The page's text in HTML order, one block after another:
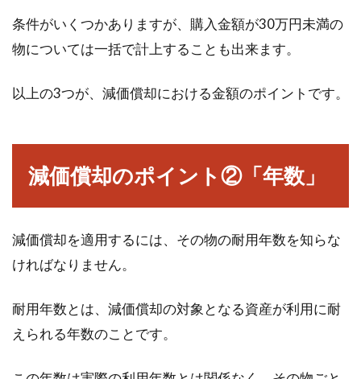
インターネット上などで、『1k』といった文字
が使われているところを見かけたことはありま
仕事は多種多様！不動産業界の事務
職の仕事とその給料は？
取り仕切っているイメージを思い浮かべる方が
条件がいくつかありますが、購入金額が30万円未満の
物については一括で計上することも出来ます。
以上の3つが、減価償却における金額のポイントです。
減価償却のポイント②「年数」
減価償却を適用するには、その物の耐用年数を知らな
ければなりません。
耐用年数とは、減価償却の対象となる資産が利用に耐
えられる年数のことです。